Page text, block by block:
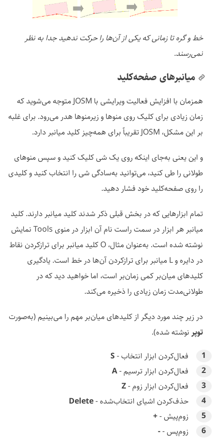
خط و گره تا زمانی که یکی از آن‌ها را حرکت ندهید جدا به نظر
نمی‌رسند.
میانبرهای صفحه‌کلید
همزمان با افزایش فعالیت ویرایشی با JOSM متوجه می‌شوید که
زمان زیادی برای کلیک روی منوها و زیرمنوها هدر می‌رود. برای غلبه
بر این مشکل، JOSM تقریباً برای همه‌چیز کلید میانبر دارد.
و این یعنی به‌جای اینکه روی یک شی کلیک کنید و سپس منوهای
طولانی را طی کنید، می‌توانید به‌سادگی شی را انتخاب کنید و کلیدی
را روی صفحه‌کلید خود فشار دهید.
تمام ابزارهایی که در بخش قبلی ذکر شدند کلید میانبر دارند. کلید
میانبر هر ابزار در سمت راست نام آن ابزار در منوی Tools نمایش
نوشته شده است. به‌عنوان مثال، O کلید میانبر برای ترازکردن نقاط
در دایره و L میانبر برای ترازکردن آن‌ها در خط است. یادگیری
کلیدهای میان‌بر کمی زمان‌بر است، اما خواهید دید که در
طولانی‌مدت زمان زیادی را ذخیره می‌کند.
در زیر چند مورد دیگر از کلیدهای میان‌بر مهم را می‌بینیم (به‌صورت
توپر نوشته شده).
فعال‌کردن ابزار انتخاب -S
فعال‌کردن ابزار ترسیم -A
فعال‌کردن ابزار زوم -Z
حذف‌کردن اشیای انتخاب‌شده -Delete
زوم‌پیش -+
زوم‌پس --